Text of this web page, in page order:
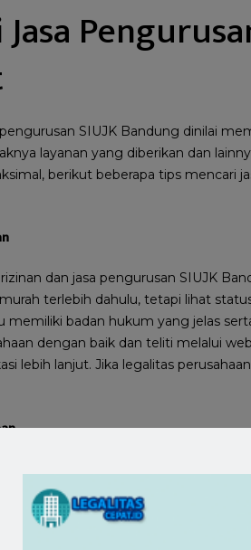
SIUJK Bandung dinilai
layanan yang diberikan dan
berikut beberapa tips mencari
dan jasa pengurusan SIUJK
terlebih dahulu, tetapi lihat
memiliki badan hukum yang jelas
dengan baik dan teliti melalui
lebih lanjut. Jika legalitas
dengan perusahaan, Anda
pasti jasa perizinan telah
bisa mengecek riwayat
kontak dan lainnya.